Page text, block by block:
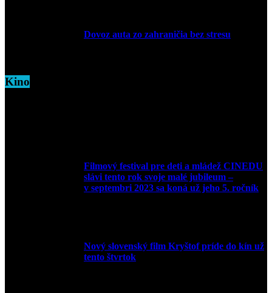
Dovoz auta zo zahraničia bez stresu
Kino
Filmový festival pre deti a mládež CINEDU
slávi tento rok svoje malé jubileum –
v septembri 2023 sa koná už jeho 5. ročník
Nový slovenský film Kryštof príde do kín už
tento štvrtok